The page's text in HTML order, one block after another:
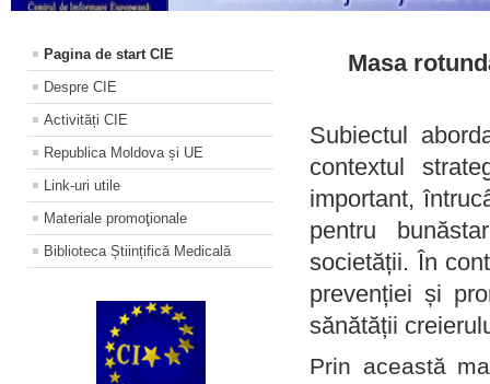
Pagina de start CIE
Despre CIE
Activități CIE
Republica Moldova și UE
Link-uri utile
Materiale promoţionale
Biblioteca Științifică Medicală
Masa
Subiectul
contextul
important,
pentru
societății. În
prevenției și
sănătății
Prin această